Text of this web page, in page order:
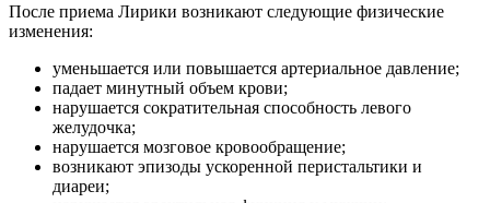
После приема Лирики возникают следующие физические
изменения:
уменьшается или повышается артериальное давление;
падает минутный объем крови;
нарушается сократительная способность левого
желудочка;
нарушается мозговое кровообращение;
возникают эпизоды ускоренной перистальтики и
диареи;